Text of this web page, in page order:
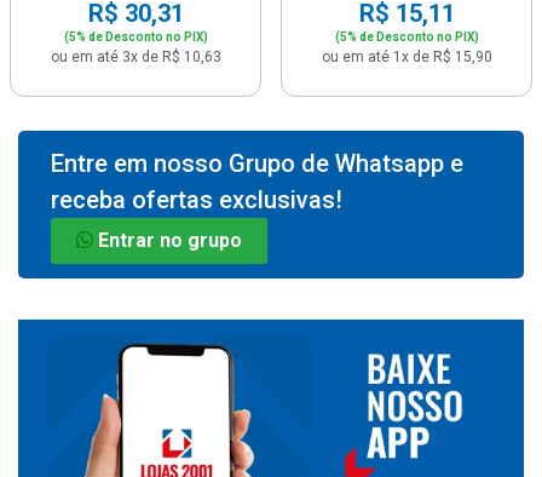
R$ 30,31
(5% de Desconto no PIX)
ou em até 3x de R$ 10,63
R$ 15,11
(5% de Desconto no PIX)
ou em até 1x de R$ 15,90
Entre em nosso Grupo de Whatsapp e
receba ofertas exclusivas!
Entrar no grupo